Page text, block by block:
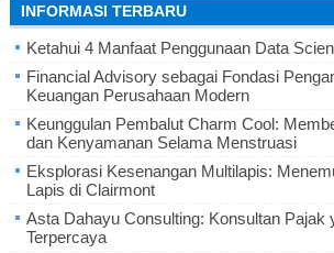
INFORMASI TERBARU
Ketahui 4 Manfaat Penggunaan Data
Financial Advisory sebagai Fondasi
Keuangan Perusahaan Modern
Keunggulan Pembalut Charm Cool:
dan Kenyamanan Selama Menstruasi
Eksplorasi Kesenangan Multilapis:
Lapis di Clairmont
Asta Dahayu Consulting: Konsultan Pajak
Terpercaya